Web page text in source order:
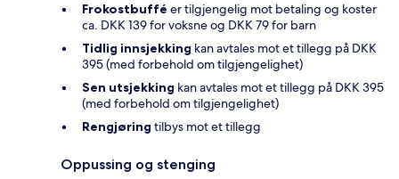
Frokostbuffé er tilgjengelig mot betaling og koster
ca. DKK 139 for voksne og DKK 79 for barn
Tidlig innsjekking kan avtales mot et tillegg på DKK
395 (med forbehold om tilgjengelighet)
Sen utsjekking kan avtales mot et tillegg på DKK 395
(med forbehold om tilgjengelighet)
Rengjøring tilbys mot et tillegg
Oppussing og stenging